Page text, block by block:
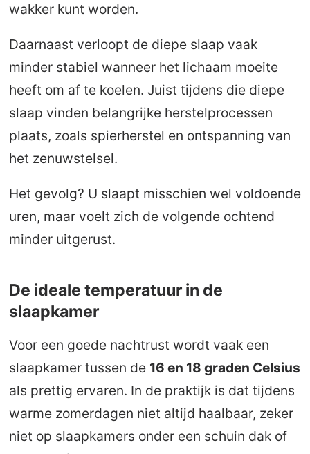
wakker kunt worden.
Daarnaast verloopt de diepe slaap vaak
minder stabiel wanneer het lichaam moeite
heeft om af te koelen. Juist tijdens die diepe
slaap vinden belangrijke herstelprocessen
plaats, zoals spierherstel en ontspanning van
het zenuwstelsel.
Het gevolg? U slaapt misschien wel voldoende
uren, maar voelt zich de volgende ochtend
minder uitgerust.
De ideale temperatuur in de
slaapkamer
Voor een goede nachtrust wordt vaak een
slaapkamer tussen de 16 en 18 graden Celsius
als prettig ervaren. In de praktijk is dat tijdens
warme zomerdagen niet altijd haalbaar, zeker
niet op slaapkamers onder een schuin dak of